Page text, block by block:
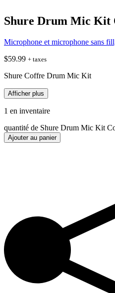
Shure Drum Mic Kit
Microphone et microphone sans
$59.99 + taxes
Shure Coffre Drum Mic Kit
Afficher plus
1 en inventaire
quantité de Shure Drum Mic Kit
Ajouter au panier